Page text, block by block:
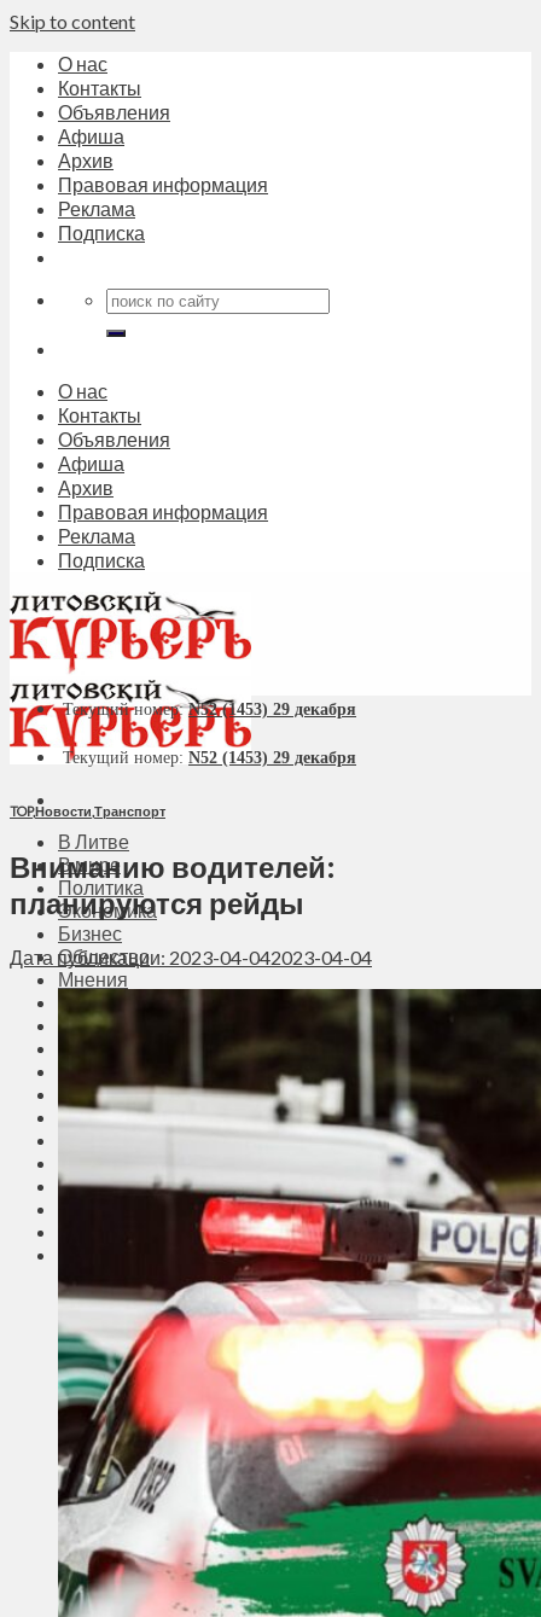
Skip to content
О нас
Контакты
Объявления
Афиша
Архив
Правовая информация
Реклама
Подписка
О нас
Контакты
Объявления
Афиша
Архив
Правовая информация
Реклама
Подписка
В Литве
В мире
Политика
Экономика
Бизнес
Общество
Мнения
Вильнюс
Клайпеда
Соседи
Транспорт
Армия
Фоторепортаж
Туризм
ЛК рекомендует
Сеньорам
Образование
Здравоохранение
Экология
Происшествия
Приграничье
Деньги
Визиты
Выборы
Агроновости
Едим дома
Текущий номер:N52 (1453) 29 декабря
Текущий номер: N52 (1453) 29 декабря
TOP,Новости,Транспорт
Вниманию водителей:
планируются рейды
Дата публикации: 2023-04-042023-04-04